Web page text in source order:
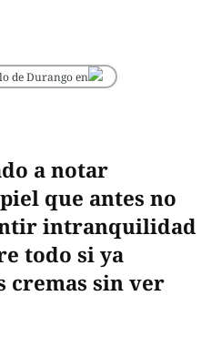
de Durango en
a notar
que antes no
intranquilidad
todo si ya
cremas sin ver